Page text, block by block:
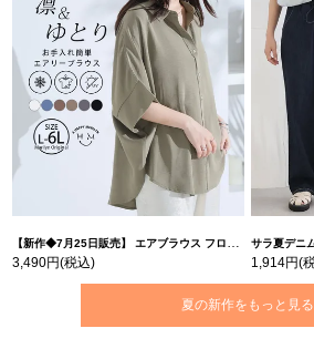
【新作◆7月25日販売】 エアブラウス フロントボタン 前開き 接触冷感 吸水速乾 UVカット | 大きいサイズの通販ならハッピーマリリン
3,490円(税込)
サラ夏デニム 綿麻ストレッチ ゆる
1,914円(
夏の新作をもっと見る